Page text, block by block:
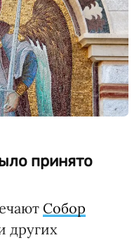
принято
Собор
других